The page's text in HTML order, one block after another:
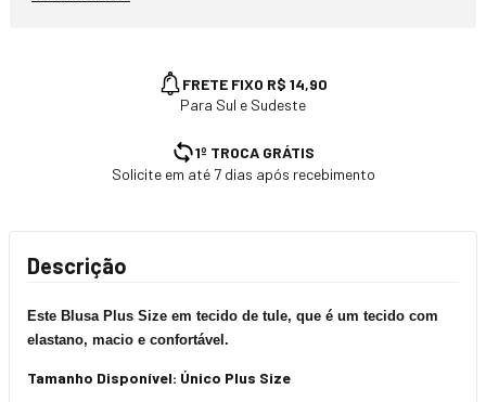
FRETE FIXO R$ 14,90
Para Sul e Sudeste
1º TROCA GRÁTIS
Solicite em até 7 dias após recebimento
Descrição
Este Blusa Plus Size em tecido de tule, que é um tecido com
elastano, macio e confortável.
Tamanho Disponível: Único Plus Size